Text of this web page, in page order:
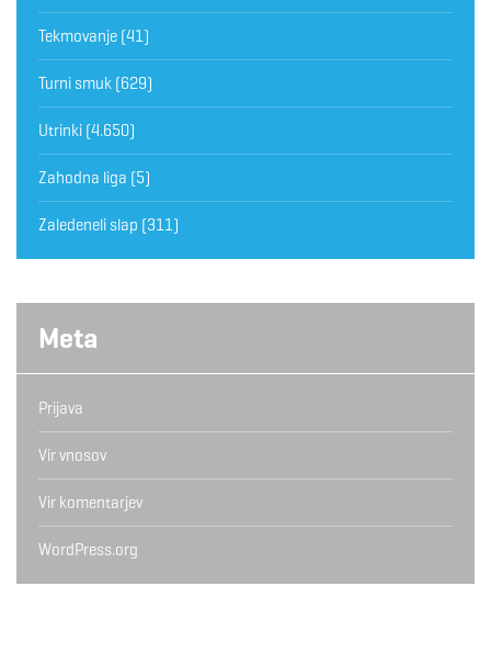
Tekmovanje (41)
Turni smuk (629)
Utrinki (4.650)
Zahodna liga (5)
Zaledeneli slap (311)
Meta
Prijava
Vir vnosov
Vir komentarjev
WordPress.org